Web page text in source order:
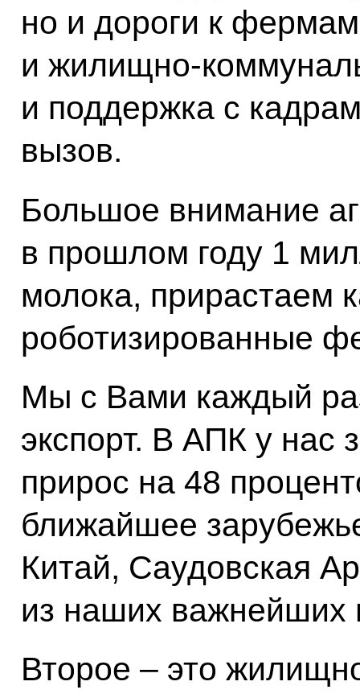
но и дороги к
и жилищно-
и поддержка с
вызов.
Большое внимание
в прошлом году 1
молока, прирастаем
роботизированные
Мы с Вами каждый
экспорт. В АПК у нас
прирос на 48
ближайшее
Китай, Саудовская
из наших важнейших
Второе – это